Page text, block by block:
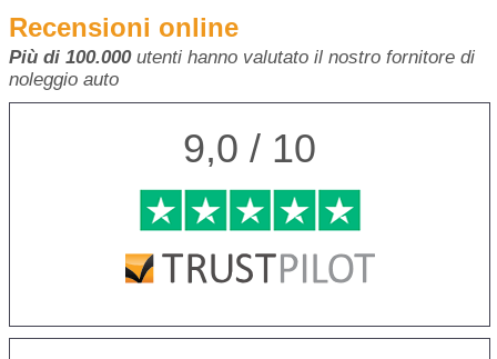
Recensioni online
Più di 100.000utenti hanno valutato il nostro fornitore di
noleggio auto
9,0 / 10